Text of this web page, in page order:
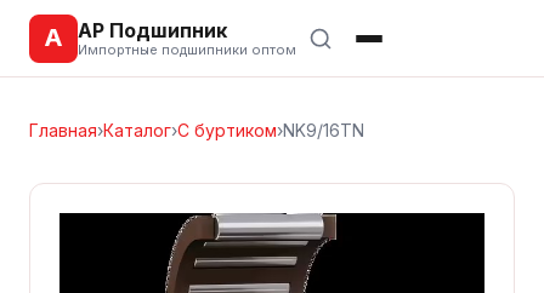
А АР Подшипник
Импортные подшипники оптом
Главная›Каталог›С буртиком›NK9/16TN